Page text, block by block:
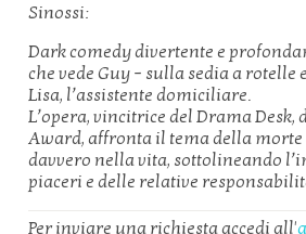
Sinossi:
Dark comedy divertente e
che vede Guy – sulla sedia a rotelle
Lisa, l’assistente domiciliare.
L’opera, vincitrice delDrama Desk,
Award, affronta il tema della morte
davvero nella vita, sottolineando
piaceri e delle relative
Per inviare una richiesta accedi all'